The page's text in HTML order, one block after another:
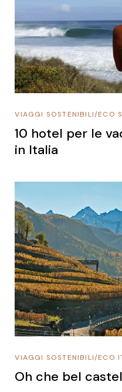
ECO
/
VIAGGI SOSTENIBILI
10 hotel per le
in Italia
ECO
/
VIAGGI SOSTENIBILI
Oh che bel